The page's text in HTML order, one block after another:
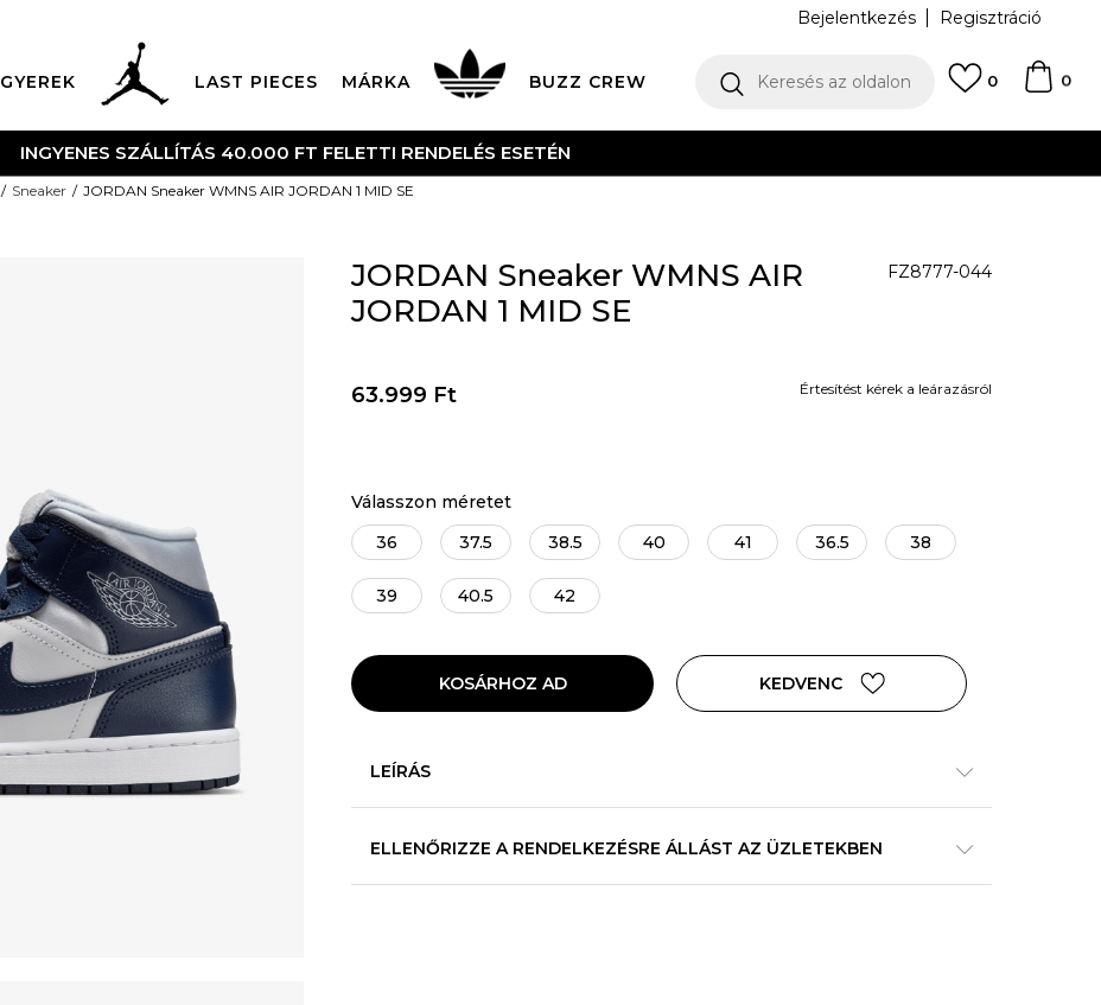
Bejelentkezés Regisztráció
GYEREK LAST PIECES MÁRKA BUZZ CREW Keresés az oldalon 0
0
INGYENES SZÁLLÍTÁS 40.000 FT FELETTI RENDELÉS ESETÉN
Sneaker JORDAN Sneaker WMNS AIR JORDAN 1 MID SE
JORDAN Sneaker WMNS AIR
JORDAN 1 MID SE
FZ8777-044
63.999 Ft Értesítést kérek a leárazásról
Válasszon méretet
36
37.5 38.5 40 41 36.5 38
39 40.5 42
KOSÁRHOZ AD KEDVENC
LEÍRÁS
ELLENŐRIZZE A RENDELKEZÉSRE ÁLLÁST AZ ÜZLETEKBEN